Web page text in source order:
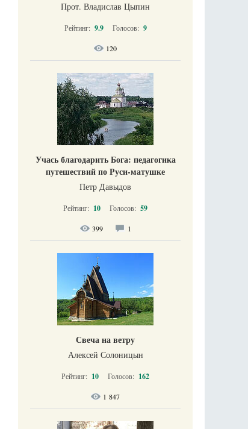
Прот. Владислав Цыпин
Рейтинг: 9.9 Голосов: 9
120
Учась благодарить Бога: педагогика
путешествий по Руси-матушке
Петр Давыдов
Рейтинг: 10 Голосов: 59
399 1
Свеча на ветру
Алексей Солоницын
Рейтинг: 10 Голосов: 162
1 847